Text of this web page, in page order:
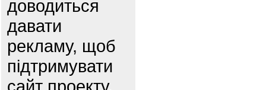
доводиться
давати
рекламу, щоб
підтримувати